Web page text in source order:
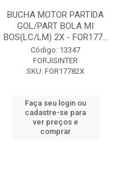
BUCHA MOTOR PARTIDA
GOL/PART BOLA MI
BOS(LC/LM) 2X - FOR177...
Código: 13347
FORJISINTER
SKU: FOR17782X
Faça seu login ou
cadastre-se para
ver preços e
comprar